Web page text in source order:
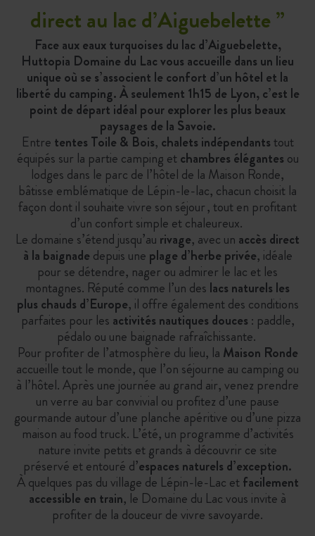
direct au lac d’Aiguebelette”
Face aux eaux turquoises du lac d’Aiguebelette,
Huttopia Domaine du Lac vous accueille dans un lieu
unique où se s’associent le confort d’un hôtel et la
liberté du camping. À seulement 1h15 de Lyon, c’est le
point de départ idéal pour explorer les plus beaux
paysages de la Savoie.
Entre tentes Toile & Bois, chalets indépendantstout
équipés sur la partie camping etchambres élégantes ou
lodges dans le parc de l’hôtel de la Maison Ronde,
bâtisse emblématique de Lépin-le-lac, chacun choisit la
façon dont il souhaite vivre son séjour , tout en profitant
d’un confort simple et chaleureux.
Le domaine s’étend jusqu’au rivage, avec un accès direct
à la baignade depuis une plage d’herbe privée, idéale
pour se détendre, nager ou admirer le lac et les
montagnes. Réputé comme l’un des lacs naturels les
plus chauds d’Europe, il offre également des conditions
parfaites pour les activités nautiques douces : paddle,
pédalo ou une baignade rafraîchissante.
Pour profiter de l’atmosphère du lieu, la Maison Ronde
accueille tout le monde, que l’on séjourne au camping ou
à l’hôtel. Après une journée au grand air, venez prendre
un verre au bar convivial ou profitez d’une pause
gourmande autour d’une planche apéritive ou d’une pizza
maison au food truck. L’été, un programme d’activités
nature invite petits et grands à découvrir ce site
préservé et entouré d’espaces naturels d’exception.
À quelques pas du village de Lépin-le-Lac etfacilement
accessible en train, le Domaine du Lac vous invite à
profiter de la douceur de vivre savoyarde.